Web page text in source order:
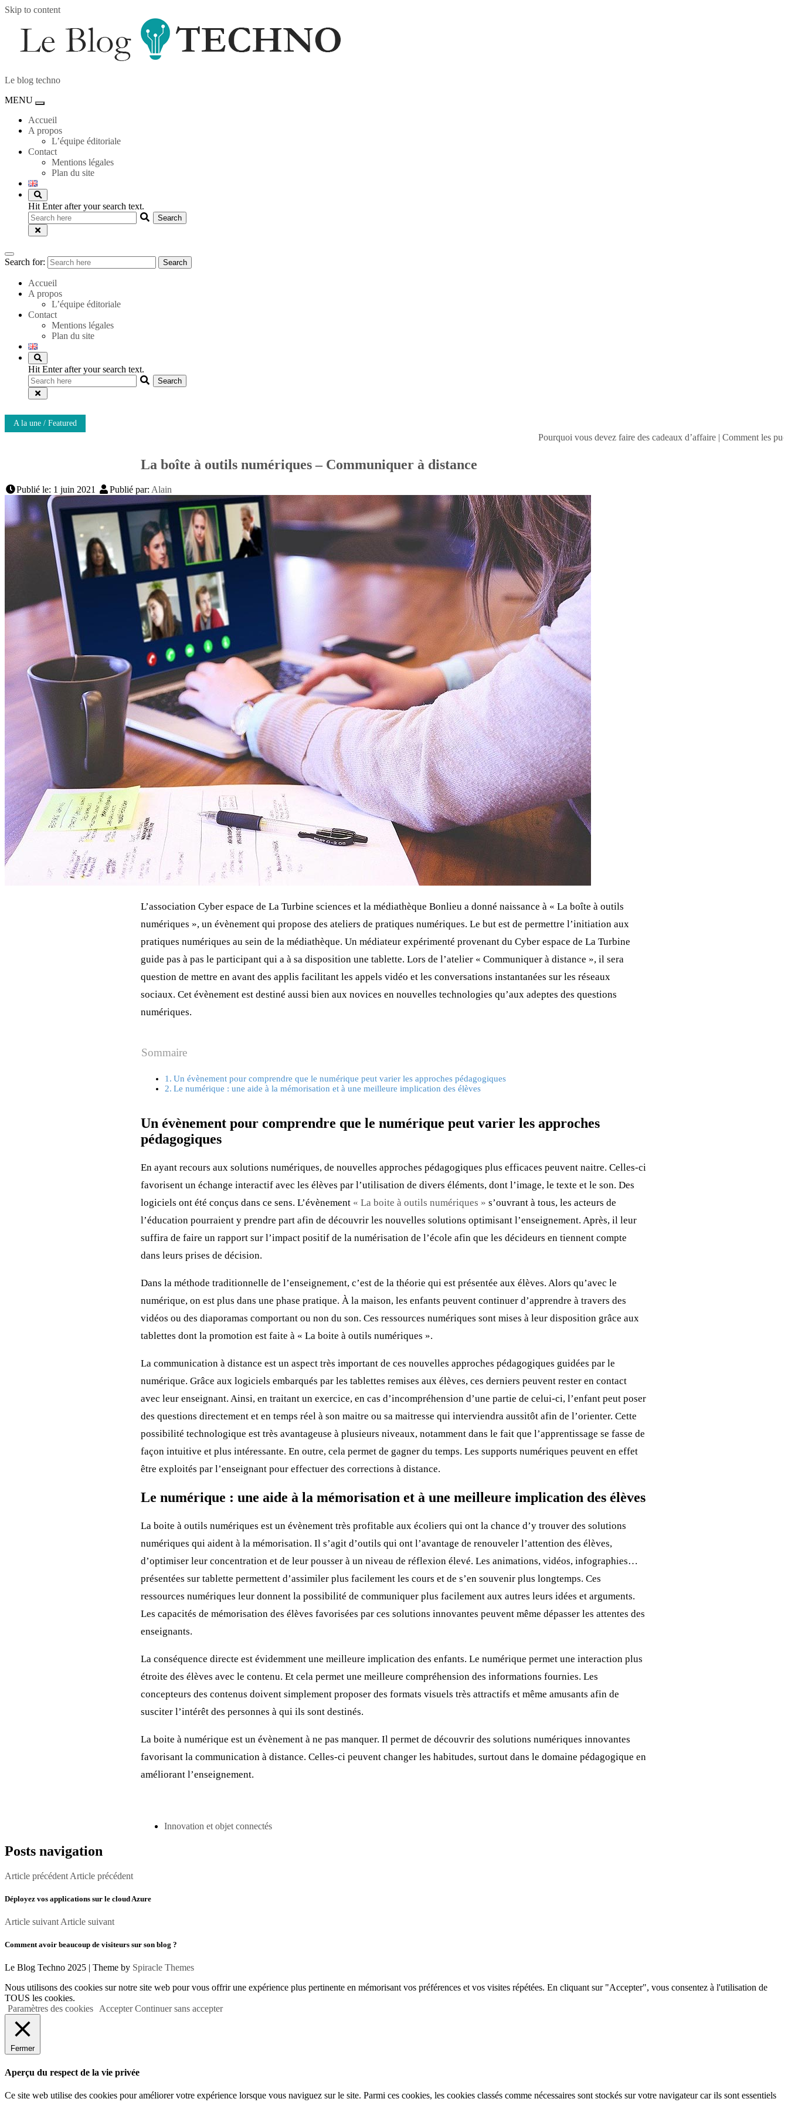
Skip to content
Le blog techno
MENU
Toggle
navigation
Accueil
A propos
L’équipe éditoriale
Contact
Mentions légales
Plan du site
Hit Enter after your search text.
Search for: Search
Accueil
A propos
L’équipe éditoriale
Contact
Mentions légales
Plan du site
Hit Enter after your search text.
A la une / Featured
Pourquoi vous devez faire des cadeaux d’affaire| Comment les puces sans contact
La boîte à outils numériques – Communiquer à distance
Publié le: 1 juin 2021 Publié par: Alain
L’association Cyber espace de La Turbine sciences et la médiathèque Bonlieu a donné naissance à « La boîte à outils
numériques », un évènement qui propose des ateliers de pratiques numériques. Le but est de permettre l’initiation aux
pratiques numériques au sein de la médiathèque. Un médiateur expérimenté provenant du Cyber espace de La Turbine
guide pas à pas le participant qui a à sa disposition une tablette. Lors de l’atelier « Communiquer à distance », il sera
question de mettre en avant des applis facilitant les appels vidéo et les conversations instantanées sur les réseaux
sociaux. Cet évènement est destiné aussi bien aux novices en nouvelles technologies qu’aux adeptes des questions
numériques.
Sommaire
Un évènement pour comprendre que le numérique peut varier les approches pédagogiques
Le numérique : une aide à la mémorisation et à une meilleure implication des élèves
Un évènement pour comprendre que le numérique peut varier les approches
pédagogiques
En ayant recours aux solutions numériques, de nouvelles approches pédagogiques plus efficaces peuvent naitre. Celles-ci
favorisent un échange interactif avec les élèves par l’utilisation de divers éléments, dont l’image, le texte et le son. Des
logiciels ont été conçus dans ce sens. L’évènement « La boite à outils numériques » s’ouvrant à tous, les acteurs de
l’éducation pourraient y prendre part afin de découvrir les nouvelles solutions optimisant l’enseignement. Après, il leur
suffira de faire un rapport sur l’impact positif de la numérisation de l’école afin que les décideurs en tiennent compte
dans leurs prises de décision.
Dans la méthode traditionnelle de l’enseignement, c’est de la théorie qui est présentée aux élèves. Alors qu’avec le
numérique, on est plus dans une phase pratique. À la maison, les enfants peuvent continuer d’apprendre à travers des
vidéos ou des diaporamas comportant ou non du son. Ces ressources numériques sont mises à leur disposition grâce aux
tablettes dont la promotion est faite à « La boite à outils numériques ».
La communication à distance est un aspect très important de ces nouvelles approches pédagogiques guidées par le
numérique. Grâce aux logiciels embarqués par les tablettes remises aux élèves, ces derniers peuvent rester en contact
avec leur enseignant. Ainsi, en traitant un exercice, en cas d’incompréhension d’une partie de celui-ci, l’enfant peut poser
des questions directement et en temps réel à son maitre ou sa maitresse qui interviendra aussitôt afin de l’orienter. Cette
possibilité technologique est très avantageuse à plusieurs niveaux, notamment dans le fait que l’apprentissage se fasse de
façon intuitive et plus intéressante. En outre, cela permet de gagner du temps. Les supports numériques peuvent en effet
être exploités par l’enseignant pour effectuer des corrections à distance.
Le numérique : une aide à la mémorisation et à une meilleure implication des élèves
La boite à outils numériques est un évènement très profitable aux écoliers qui ont la chance d’y trouver des solutions
numériques qui aident à la mémorisation. Il s’agit d’outils qui ont l’avantage de renouveler l’attention des élèves,
d’optimiser leur concentration et de leur pousser à un niveau de réflexion élevé. Les animations, vidéos, infographies…
présentées sur tablette permettent d’assimiler plus facilement les cours et de s’en souvenir plus longtemps. Ces
ressources numériques leur donnent la possibilité de communiquer plus facilement aux autres leurs idées et arguments.
Les capacités de mémorisation des élèves favorisées par ces solutions innovantes peuvent même dépasser les attentes des
enseignants.
La conséquence directe est évidemment une meilleure implication des enfants. Le numérique permet une interaction plus
étroite des élèves avec le contenu. Et cela permet une meilleure compréhension des informations fournies. Les
concepteurs des contenus doivent simplement proposer des formats visuels très attractifs et même amusants afin de
susciter l’intérêt des personnes à qui ils sont destinés.
La boite à numérique est un évènement à ne pas manquer. Il permet de découvrir des solutions numériques innovantes
favorisant la communication à distance. Celles-ci peuvent changer les habitudes, surtout dans le domaine pédagogique en
améliorant l’enseignement.
Innovation et objet connectés
Posts navigation
Article précédent Article précédent
Déployez vos applications sur le cloud Azure
Article suivant Article suivant
Comment avoir beaucoup de visiteurs sur son blog ?
Le Blog Techno 2025 | Theme by Spiracle Themes
Nous utilisons des cookies sur notre site web pour vous offrir une expérience plus pertinente en mémorisant vos préférences et vos visites répétées. En cliquant sur "Accepter", vous consentez à l'utilisation de
TOUS les cookies.
Paramètres des cookies
Accepter Continuer sans accepter
Fermer
Aperçu du respect de la vie privée
Ce site web utilise des cookies pour améliorer votre expérience lorsque vous naviguez sur le site. Parmi ces cookies, les cookies classés comme nécessaires sont stockés sur votre navigateur car ils sont essentiels